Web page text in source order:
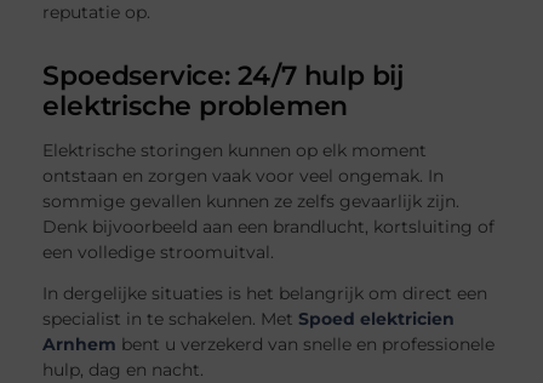
reputatie op.
Spoedservice: 24/7 hulp bij
elektrische problemen
Elektrische storingen kunnen op elk moment
ontstaan en zorgen vaak voor veel ongemak. In
sommige gevallen kunnen ze zelfs gevaarlijk zijn.
Denk bijvoorbeeld aan een brandlucht, kortsluiting of
een volledige stroomuitval.
In dergelijke situaties is het belangrijk om direct een
specialist in te schakelen. Met Spoed elektricien
Arnhem bent u verzekerd van snelle en professionele
hulp, dag en nacht.